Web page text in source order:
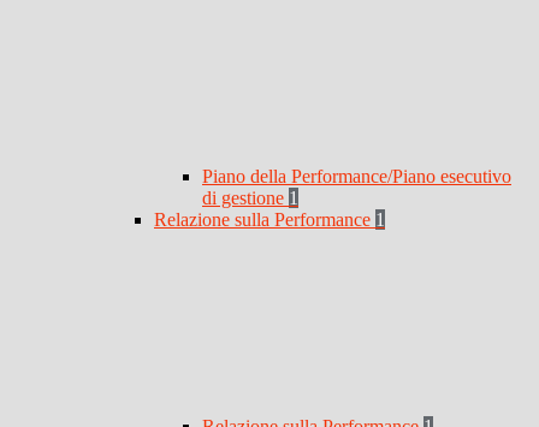
Piano della Performance/Piano esecutivo
di gestione 1
Relazione sulla Performance 1